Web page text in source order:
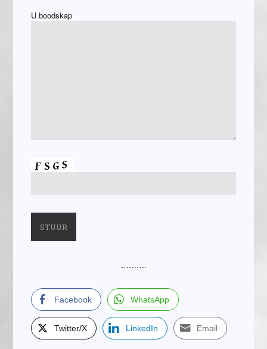
U boodskap
……….
Facebook WhatsApp
Twitter/X LinkedIn Email